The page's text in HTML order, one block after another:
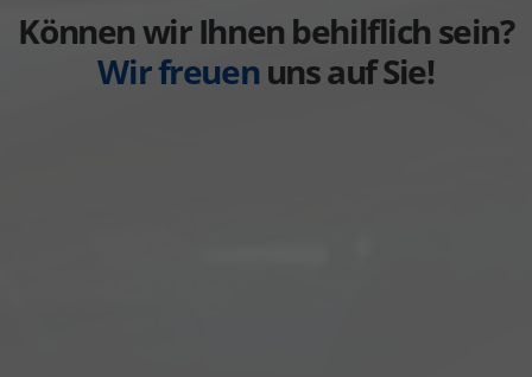
anzeigen
Können wir Ihnen behilflich sein?
Wir freuenuns auf Sie!